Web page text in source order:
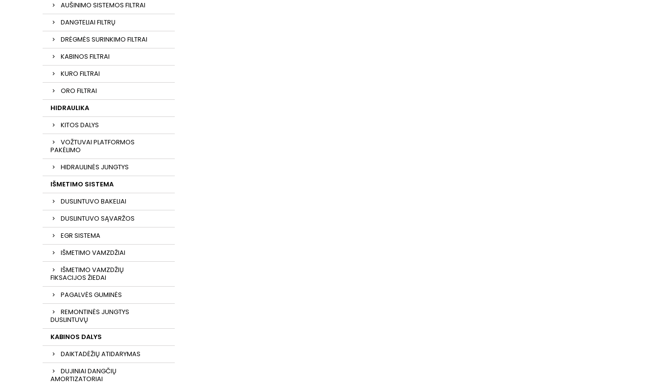
AUŠINIMO SISTEMOS FILTRAI
DANGTELIAI FILTRŲ
DRĖGMĖS SURINKIMO FILTRAI
KABINOS FILTRAI
KURO FILTRAI
ORO FILTRAI
HIDRAULIKA
KITOS DALYS
VOŽTUVAI PLATFORMOS
PAKĖLIMO
HIDRAULINĖS JUNGTYS
IŠMETIMO SISTEMA
DUSLINTUVO BAKELIAI
DUSLINTUVO SĄVARŽOS
EGR SISTEMA
IŠMETIMO VAMZDŽIAI
IŠMETIMO VAMZDŽIŲ
FIKSACIJOS ŽIEDAI
PAGALVĖS GUMINĖS
REMONTINĖS JUNGTYS
DUSLINTUVŲ
KABINOS DALYS
DAIKTADĖŽIŲ ATIDARYMAS
DUJINIAI DANGČIŲ
AMORTIZATORIAI